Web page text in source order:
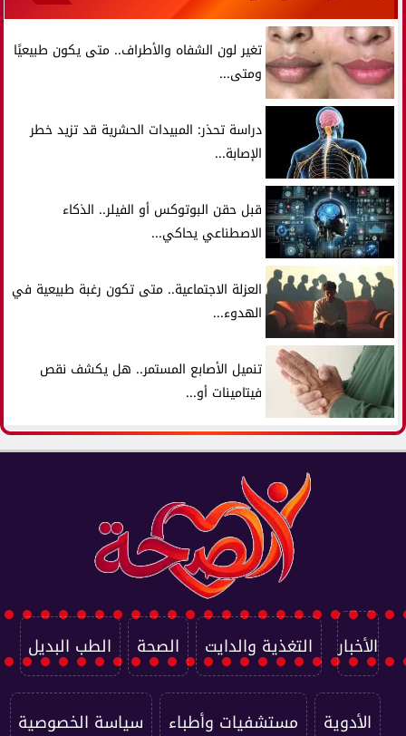
تغير لون الشفاه والأطراف.. متى يكون طبيعيًا
ومتى...
دراسة تحذر: المبيدات الحشرية قد تزيد خطر
الإصابة...
قبل حقن البوتوكس أو الفيلر.. الذكاء
الاصطناعي يحاكي...
العزلة الاجتماعية.. متى تكون رغبة طبيعية في
الهدوء...
تنميل الأصابع المستمر.. هل يكشف نقص
فيتامينات أو...
الأخبار التغذية والدايت الصحة الطب البديل
الأدوية مستشفيات وأطباء سياسة الخصوصية